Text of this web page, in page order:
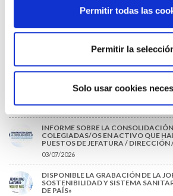
Permitir todas las
Permitir la
Solo usar cookies
EL AUMENTO DE PRIMAS A MUFACE
MUTUALISTAS
URGENTES ANTE LA SITUACIÓN
09/07/2026
INFORME SOBRE LA
COLEGIADAS/OS EN ACTIVO QUE
PUESTOS DE JEFATURA /
03/07/2026
DISPONIBLE LA GRABACIÓN DE LA
SOSTENIBILIDAD Y SISTEMA
DE PAÍS»